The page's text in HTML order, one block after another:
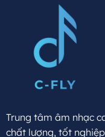
Trung tâm âm nhạc
chất lượng, tốt